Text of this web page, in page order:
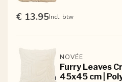
€ 13.95Incl. btw
NOVÉE
Furry Leaves
45x45 cm |